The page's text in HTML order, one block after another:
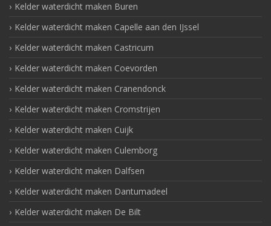
Kelder waterdicht maken Buren
Kelder waterdicht maken Capelle aan den IJssel
Kelder waterdicht maken Castricum
Kelder waterdicht maken Coevorden
Kelder waterdicht maken Cranendonck
Kelder waterdicht maken Cromstrijen
Kelder waterdicht maken Cuijk
Kelder waterdicht maken Culemborg
Kelder waterdicht maken Dalfsen
Kelder waterdicht maken Dantumadeel
Kelder waterdicht maken De Bilt